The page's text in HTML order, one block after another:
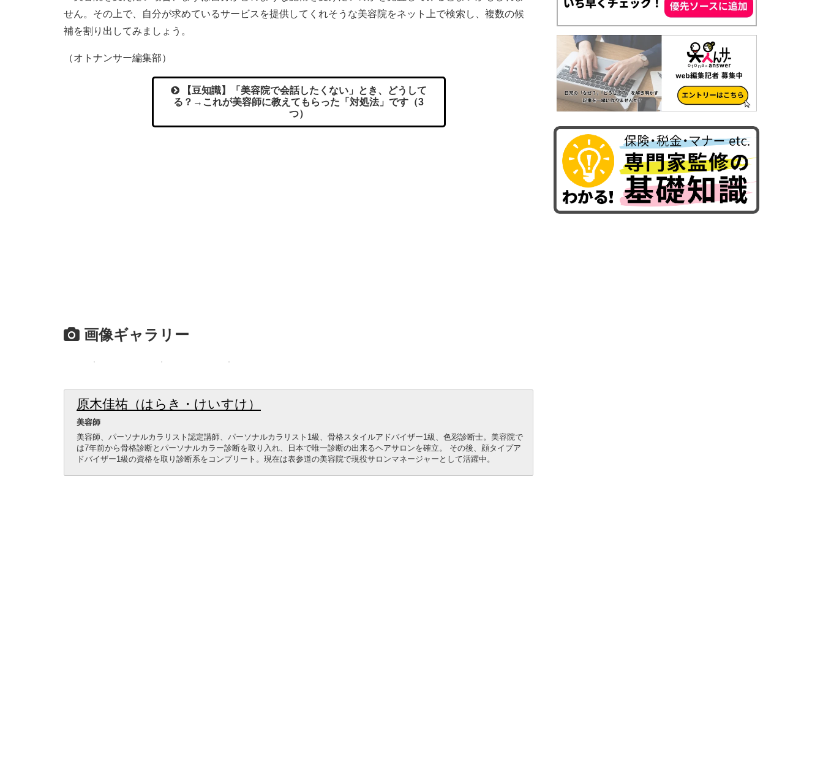
せん。その上で、自分が求めているサービスを提供してくれそうな美容院をネット上で検索し、複数の候
補を割り出してみましょう。
（オトナンサー編集部）
【豆知識】「美容院で会話したくない」とき、どうして
る？→これが美容師に教えてもらった「対処法」です（3
つ）
画像ギャラリー
原木佳祐（はらき・けいすけ）
美容師
美容師、パーソナルカラリスト認定講師、パーソナルカラリスト1級、骨格スタイルアドバイザー1級、色彩診断士。美容院で
は7年前から骨格診断とパーソナルカラー診断を取り入れ、日本で唯一診断の出来るヘアサロンを確立。 その後、顔タイプア
ドバイザー1級の資格を取り診断系をコンプリート。現在は表参道の美容院で現役サロンマネージャーとして活躍中。